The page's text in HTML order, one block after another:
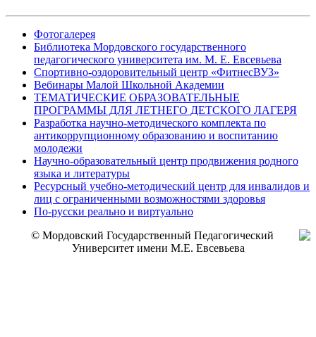
Фотогалерея
Библиотека Мордовского государственного
педагогического университета им. М. Е. Евсевьева
Спортивно-оздоровительный центр «ФитнесВУЗ»
Вебинары Малой Школьной Академии
ТЕМАТИЧЕСКИЕ ОБРАЗОВАТЕЛЬНЫЕ
ПРОГРАММЫ ДЛЯ ЛЕТНЕГО ДЕТСКОГО ЛАГЕРЯ
Разработка научно-методического комплекта по
антикоррупционному образованию и воспитанию
молодежи
Научно-образовательный центр продвижения родного
языка и литературы
Ресурсный учебно-методический центр для инвалидов и
лиц с ограниченными возможностями здоровья
По-русски реально и виртуально
© Мордовский Государственный Педагогический
Университет имени М.Е. Евсевьева